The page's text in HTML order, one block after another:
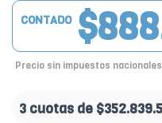
CONTADO
Precio sin impuestos
3 cuotas de